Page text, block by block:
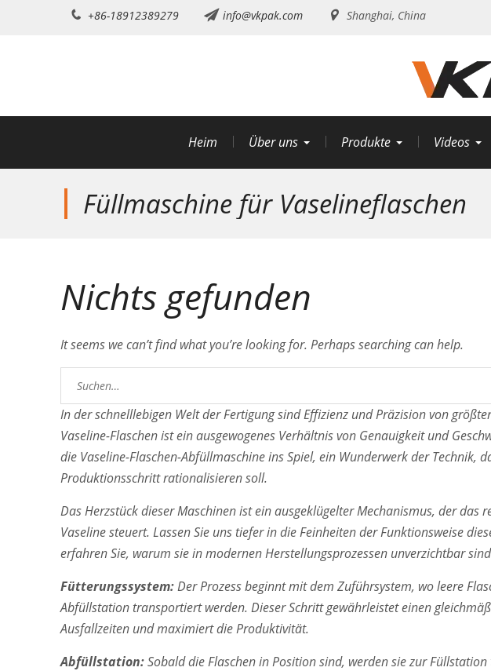
+86-18912389279 info@vkpak.com Shanghai, China
Heim Über uns Produkte Videos
Füllmaschine für Vaselineflaschen
Nichts gefunden
It seems we can’t find what you’re looking for. Perhaps searching can help.
In der schnelllebigen Welt der Fertigung sind Effizienz und Präzision von
Vaseline-Flaschen ist ein ausgewogenes Verhältnis von Genauigkeit und
die Vaseline-Flaschen-Abfüllmaschine ins Spiel, ein Wunderwerk der Technik,
Produktionsschritt rationalisieren soll.
Das Herzstück dieser Maschinen ist ein ausgeklügelter Mechanismus, der das
Vaseline steuert. Lassen Sie uns tiefer in die Feinheiten der Funktionsweise
erfahren Sie, warum sie in modernen Herstellungsprozessen unverzichtbar
Fütterungssystem:Der Prozess beginnt mit dem Zuführsystem, wo leere
Abfüllstation transportiert werden. Dieser Schritt gewährleistet einen
Ausfallzeiten und maximiert die Produktivität.
Abfüllstation:Sobald die Flaschen in Position sind, werden sie zur